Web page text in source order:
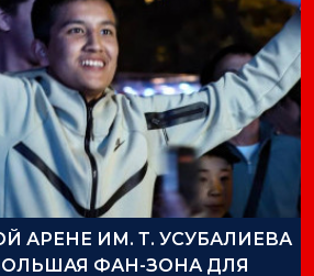
АРЕНЕ ИМ. Т. УСУБАЛИЕВА
ФАН-ЗОНА ДЛЯ